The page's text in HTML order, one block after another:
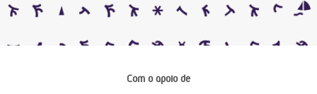
Com o apoio de